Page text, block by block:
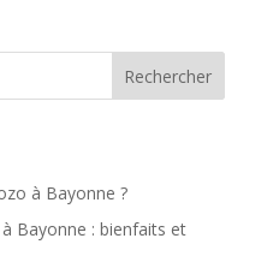
Rechercher
à Bayonne ?
Bayonne : bienfaits et